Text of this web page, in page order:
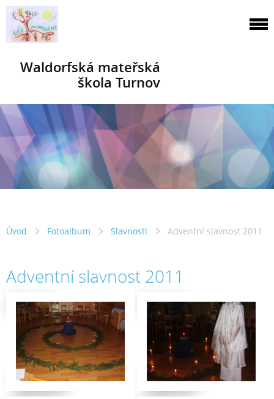
Waldorfská mateřská
škola Turnov
Úvod Fotoalbum Slavnosti Adventní slavnost 2011
Adventní slavnost 2011